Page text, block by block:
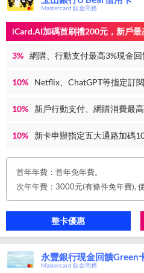
Mastercard 鈦金商務
iCard.AI加碼首刷禮200元，新戶最
3% 網購、行動支付最高3%現金回
10% Netflix、ChatGPT等指定訂
10% 新戶行動支付、網購消費最
10% 新卡申辦指定五大通路加碼
首年年費：首年免年費。
整卡優惠
永豐銀行現金回饋Green
Mastercard 鈦金商務